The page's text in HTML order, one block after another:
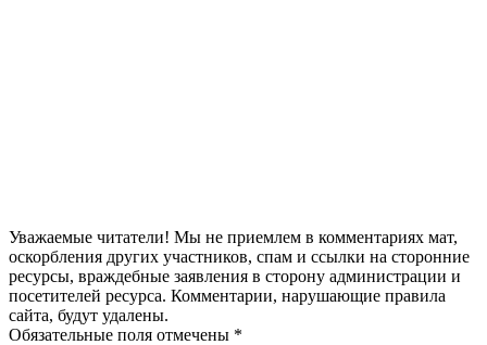
Уважаемые читатели! Мы не приемлем в комментариях мат,
оскорбления других участников, спам и ссылки на сторонние
ресурсы, враждебные заявления в сторону администрации и
посетителей ресурса. Комментарии, нарушающие правила
сайта, будут удалены.
Обязательные поля отмечены *